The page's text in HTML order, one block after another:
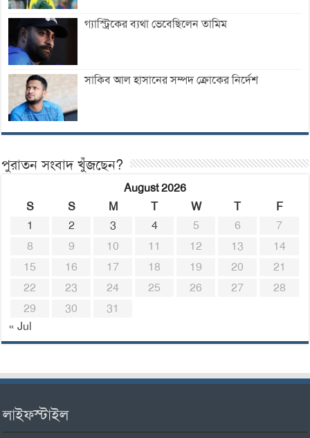
গ্যাস্ট্রিকের ব্যথা ভেবেছিলেন তামিম
সাকিব আল হাসানের সম্পদ ক্রোকের নির্দেশ
পুরাতন সংবাদ খুঁজছেন?
August 2026
S
S M T W T
F
1
2 3 4 5 6
7
8
9 10 11 12 13
14
15
16 17 18 19 20
21
22
23 24 25 26 27
28
29
30
31
« Jul
লাইফস্টাইল